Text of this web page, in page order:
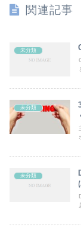
関連記事
未分類
未分類
未分類